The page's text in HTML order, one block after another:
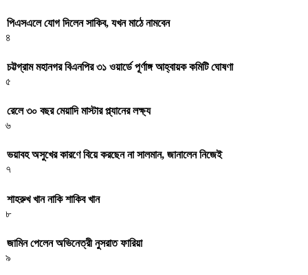
পিএসএলে যোগ দিলেন সাকিব, যখন মাঠে নামবেন
৪
চট্টগ্রাম মহানগর বিএনপির ৩১ ওয়ার্ডে পূর্ণাঙ্গ আহ্বায়ক কমিটি ঘোষণা
৫
রেলে ৩০ বছর মেয়াদি মাস্টার প্ল্যানের লক্ষ্য
৬
ভয়াবহ অসুখের কারণে বিয়ে করছেন না সালমান, জানালেন নিজেই
৭
শাহরুখ খান নাকি শাকিব খান
৮
জামিন পেলেন অভিনেত্রী নুসরাত ফারিয়া
৯